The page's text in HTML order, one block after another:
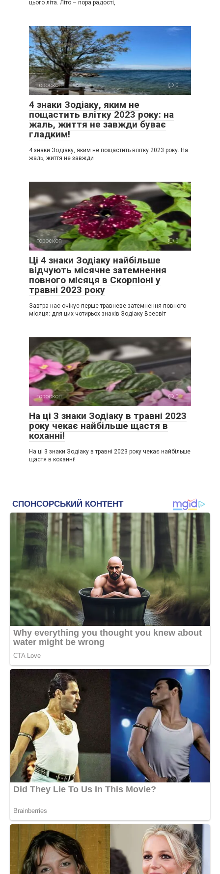
цього літа. Літо – пора радості,
гороскоп 0
4 знаки Зодіаку, яким не
пощастить влітку 2023 року: на
жаль, життя не завжди буває
гладким!
4 знаки Зодіаку, яким не пощастить влітку 2023 року. На
жаль, життя не завжди
гороскоп 0
Ці 4 знаки Зодіаку найбільше
відчують місячне затемнення
повного місяця в Скорпіоні у
травні 2023 року
Завтра нас очікує перше травневе затемнення повного
місяця: для цих чотирьох знаків Зодіаку Всесвіт
гороскоп 0
На ці 3 знаки Зодіаку в травні 2023
року чекає найбільше щастя в
коханні!
На ці 3 знаки Зодіаку в травні 2023 року чекає найбільше
щастя в коханні!